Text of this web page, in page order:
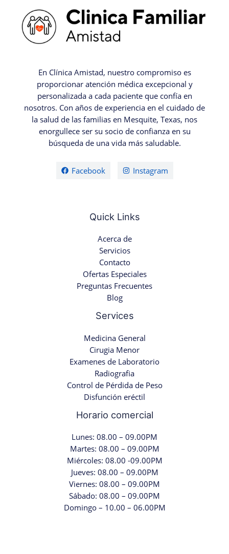
En Clínica Amistad, nuestro compromiso es
proporcionar atención médica excepcional y
personalizada a cada paciente que confía en
nosotros. Con años de experiencia en el cuidado de
la salud de las familias en Mesquite, Texas, nos
enorgullece ser su socio de confianza en su
búsqueda de una vida más saludable.
Facebook Instagram
Quick Links
Acerca de
Servicios
Contacto
Ofertas Especiales
Preguntas Frecuentes
Blog
Services
Medicina General
Cirugia Menor
Examenes de Laboratorio
Radiografia
Control de Pérdida de Peso
Disfunción eréctil
Horario comercial
Lunes: 08.00 – 09.00PM
Martes: 08.00 – 09.00PM
Miércoles: 08.00 -09.00PM
Jueves: 08.00 – 09.00PM
Viernes: 08.00 – 09.00PM
Sábado: 08.00 – 09.00PM
Domingo – 10.00 – 06.00PM